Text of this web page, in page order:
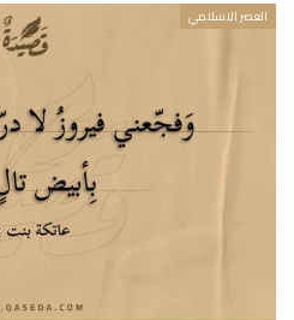
العصر الاسلامي